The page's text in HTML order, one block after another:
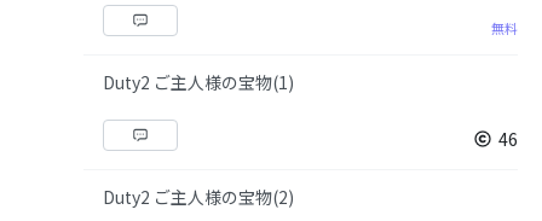
無料
Duty2 ご主人様の宝物(1)
46
Duty2 ご主人様の宝物(2)